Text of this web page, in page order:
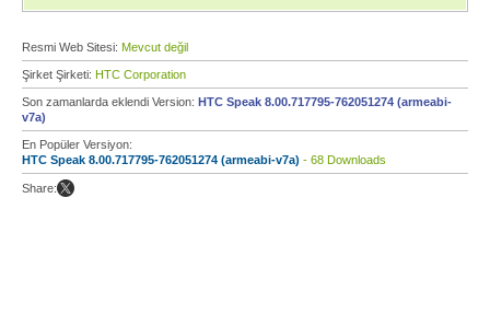
Resmi Web Sitesi: Mevcut değil
Şirket Şirketi: HTC Corporation
Son zamanlarda eklendi Version: HTC Speak 8.00.717795-762051274 (armeabi-
v7a)
En Popüler Versiyon:
HTC Speak 8.00.717795-762051274 (armeabi-v7a) - 68 Downloads
Share: